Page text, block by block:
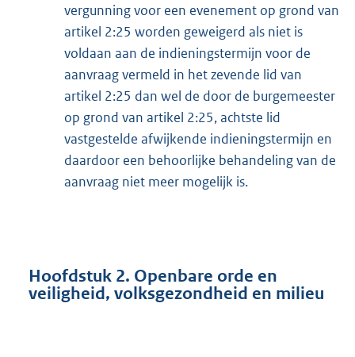
vergunning voor een evenement op grond van
artikel 2:25 worden geweigerd als niet is
voldaan aan de indieningstermijn voor de
aanvraag vermeld in het zevende lid van
artikel 2:25 dan wel de door de burgemeester
op grond van artikel 2:25, achtste lid
vastgestelde afwijkende indieningstermijn en
daardoor een behoorlijke behandeling van de
aanvraag niet meer mogelijk is.
Hoofdstuk 2. Openbare orde en
veiligheid, volksgezondheid en milieu